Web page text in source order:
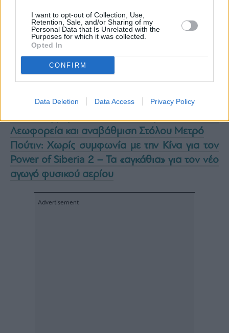
I want to opt-out of Collection, Use,
Retention, Sale, and/or Sharing of my
Personal Data that Is Unrelated with the
Purposes for which it was collected.
Opted In
CONFIRM
Data Deletion Data Access Privacy Policy
Διαβάστε επίσης
Τραμπ: Είμαστε στο τελικό στάδιο των
συνομιλιών με Ιράν – Βουτιά άνω του 5% για
Συγκοινωνιακός χάρτης 2026: Επενδυτικό
Λεωφορεία και αναβάθμιση Στόλου Μετρό
Πούτιν: Χωρίς συμφωνία με την Κίνα για τον
Power of Siberia 2 – Τα «αγκάθια» για τον νέο
αγωγό φυσικού αερίου